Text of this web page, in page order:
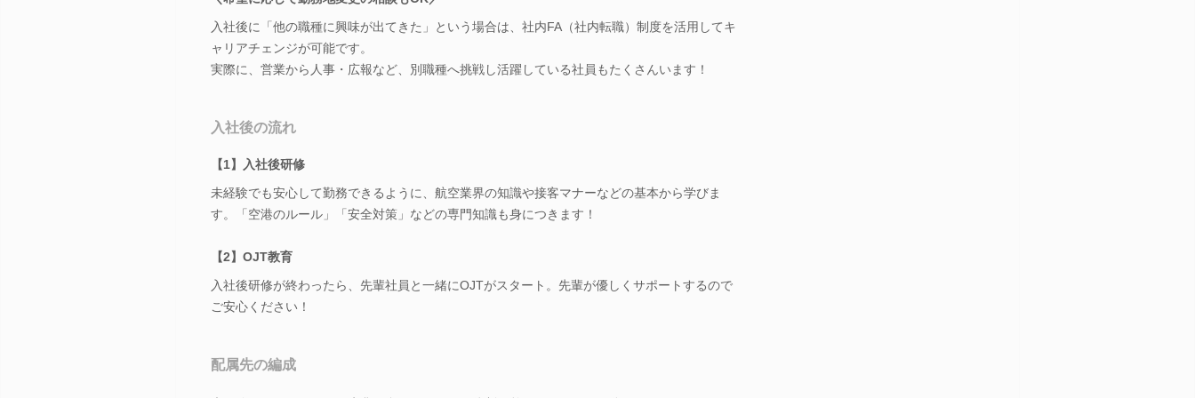
入社後に「他の職種に興味が出てきた」という場合は、社内FA（社内転職）制度を活用してキ
ャリアチェンジが可能です。
実際に、営業から人事・広報など、別職種へ挑戦し活躍している社員もたくさんいます！
入社後の流れ
【1】入社後研修
未経験でも安心して勤務できるように、航空業界の知識や接客マナーなどの基本から学びま
す。「空港のルール」「安全対策」などの専門知識も身につきます！
【2】OJT教育
入社後研修が終わったら、先輩社員と一緒にOJTがスタート。先輩が優しくサポートするので
ご安心ください！
配属先の編成